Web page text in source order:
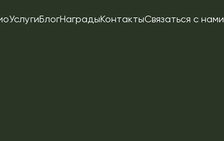
УслугиБлогНаградыКонтактыСвязаться с нами